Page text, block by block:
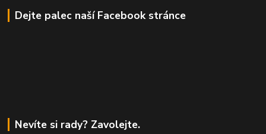
Dejte palec naší Facebook stránce
Nevíte si rady? Zavolejte.